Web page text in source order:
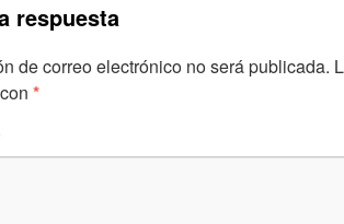
respuesta
de correo electrónico no será publicada.
*